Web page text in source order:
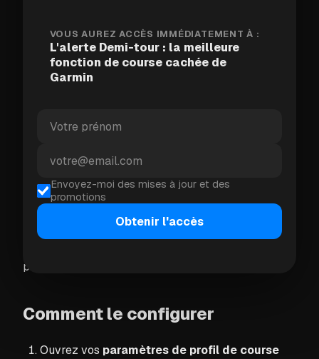
courez trop loin — ou pas assez. Demi-tour résout
ce problème.
Définissez une distance cible ou un temps cible
médian, votre montre émet un bip et vous dit de
faire demi-tour. Vous terminez exactement où vous
le souhaitez.
planification GPS. Pas de devinettes. Juste courir.
Comment le configurer
Ouvrez vos paramètres de profil de course
VOUS AUREZ ACCÈS IMMÉDIATEMENT À :
L'alerte Demi-tour : la meilleure
fonction de course cachée de
Garmin
Envoyez-moi des mises à jour et des
promotions
Obtenir l'accès